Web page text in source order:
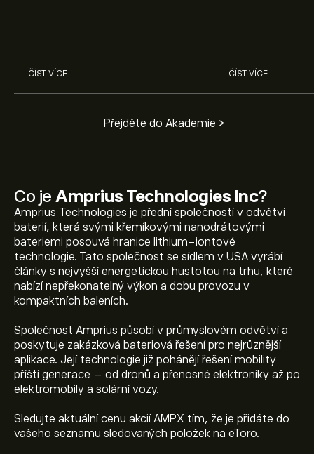
Co je Amprius Technologies Inc?
Amprius Technologies je přední společností v odvětví
baterií, která svými křemíkovými nanodrátovými
bateriemi posouvá hranice lithium-iontové
technologie. Tato společnost se sídlem v USA vyrábí
články s nejvyšší energetickou hustotou na trhu, které
nabízí nepřekonatelný výkon a dobu provozu v
kompaktních baleních.
Společnost Amprius působí v průmyslovém odvětví a
poskytuje zakázková bateriová řešení pro nejrůznější
aplikace. Její technologie již pohánějí řešení mobility
příští generace – od dronů a přenosné elektroniky až po
elektromobily a solární vozy.
Sledujte aktuální cenu akcií AMPX tím, že je přidáte do
vašeho seznamu sledovaných položek na eToro.
ČÍST VÍCE ČÍST VÍCE
Přejděte do Akademie >
Aktuální cena akcie AMPX je 11.82‎$‎.